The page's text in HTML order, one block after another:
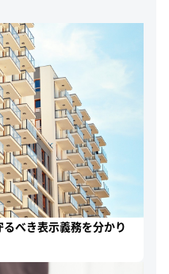
るべき表示義務を分かり